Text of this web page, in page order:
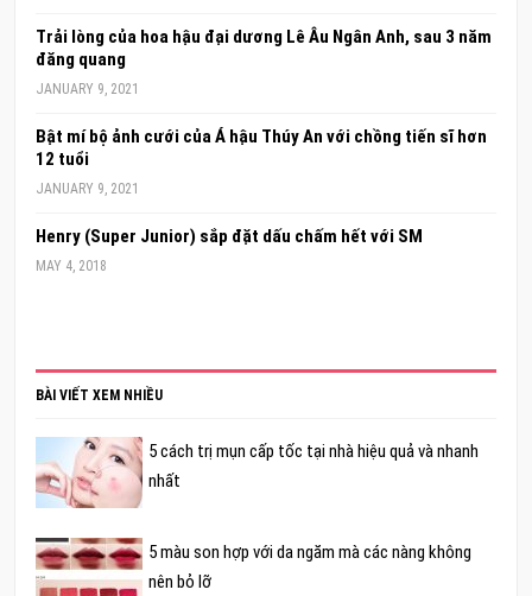
Trải lòng của hoa hậu đại dương Lê Âu Ngân Anh, sau 3 năm
đăng quang
JANUARY 9, 2021
Bật mí bộ ảnh cưới của Á hậu Thúy An với chồng tiến sĩ hơn
12 tuổi
JANUARY 9, 2021
Henry (Super Junior) sắp đặt dấu chấm hết với SM
MAY 4, 2018
BÀI VIẾT XEM NHIỀU
5 cách trị mụn cấp tốc tại nhà hiệu quả và nhanh
nhất
5 màu son hợp với da ngăm mà các nàng không
nên bỏ lỡ